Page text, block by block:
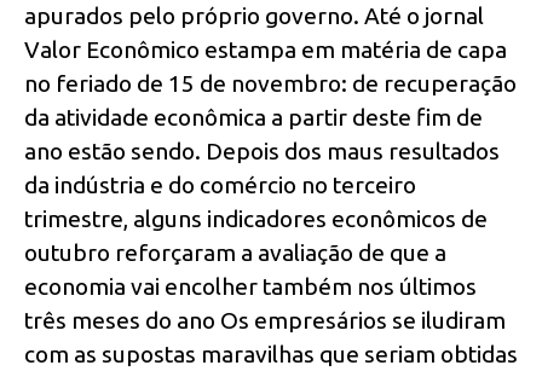
apurados pelo próprio governo. Até o jornal
Valor Econômico estampa em matéria de capa
no feriado de 15 de novembro: de recuperação
da atividade econômica a partir deste fim de
ano estão sendo. Depois dos maus resultados
da indústria e do comércio no terceiro
trimestre, alguns indicadores econômicos de
outubro reforçaram a avaliação de que a
economia vai encolher também nos últimos
três meses do ano Os empresários se iludiram
com as supostas maravilhas que seriam obtidas